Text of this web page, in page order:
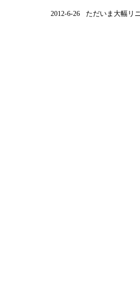
2012-6-26 ただいま大幅リ